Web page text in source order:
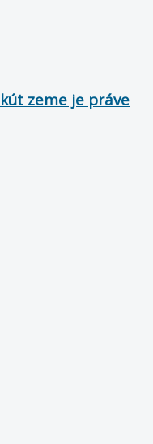
zeme je práve